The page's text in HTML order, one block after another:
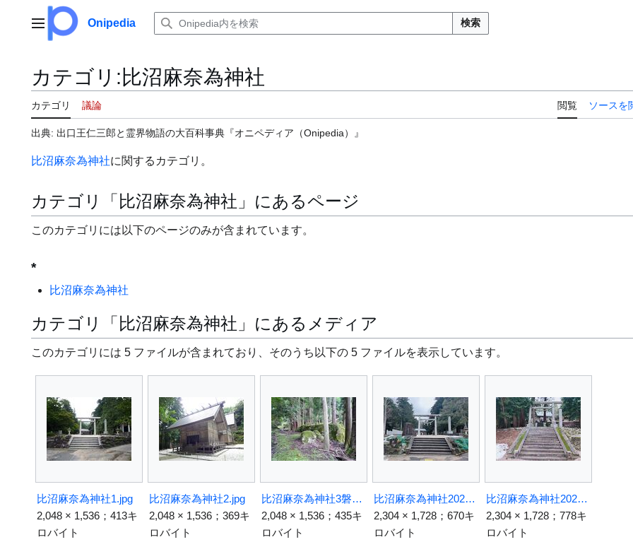
メインメニューOnipedia 検索
カテゴリ :比沼麻奈為神社
カテゴリ 議論 閲覧 ソースを
出典: 出口王仁三郎と霊界物語の大百科事典『オニペディア（Onipedia）』
比沼麻奈為神社に関するカテゴリ。
カテゴリ「比沼麻奈為神社」にあるページ
このカテゴリには以下のページのみが含まれています。
*
比沼麻奈為神社
カテゴリ「比沼麻奈為神社」にあるメディア
このカテゴリには 5 ファイルが含まれており、そのうち以下の 5 ファイルを表示しています。
比沼麻奈為神社1.jpg
2,048 × 1,536；413キ
ロバイト
比沼麻奈為神社2.jpg
2,048 × 1,536；369キ
ロバイト
比沼麻奈為神社3磐座.jpg
2,048 × 1,536；435キ
ロバイト
比沼麻奈為神社2024-1.jpg
2,304 × 1,728；670キ
ロバイト
比沼麻奈為神社2024-2.jpg
2,304 × 1,728；778キ
ロバイト